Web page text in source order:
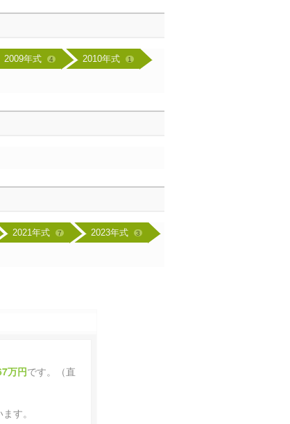
2009年式 4 2010年式 1
2021年式 7 2023年式 3
万円です。（直
す。